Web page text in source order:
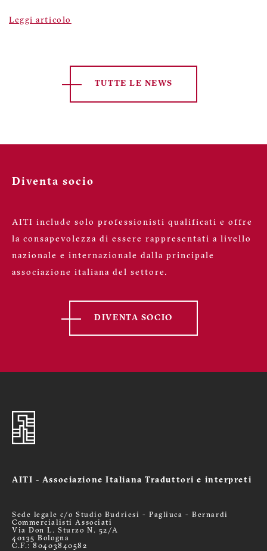
Leggi articolo
TUTTE LE NEWS
Diventa socio
AITI include solo professionisti qualificati e offre
la consapevolezza di essere rappresentati a livello
nazionale e internazionale dalla principale
associazione italiana del settore.
DIVENTA SOCIO
AITI - Associazione Italiana Traduttori e interpreti
Sede legale c/o Studio Budriesi - Pagliuca - Bernardi
Commercialisti Associati
Via Don L. Sturzo N. 52/A
40135 Bologna
C.F.: 80403840582